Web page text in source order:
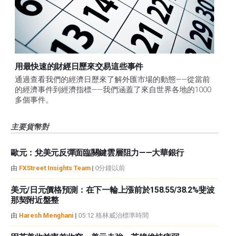
用最快速的財經日歷來交易這些事件
通過查看我們的經濟日歷來了解外匯市場的動態——從當前
的經濟事件到經濟指標——我們涵蓋了來自世界各地的1000
多個事件。
主要貨幣對
歐元：兌美元反彈面臨關鍵雲層阻力——大華銀行
由 FXStreet Insights Team | 0分鐘以前
美元/日元價格預測：在下一輪上漲前於158.55/38.2%斐波
那契附近盤整
由 Haresh Menghani | 05:12 格林威治標準時間